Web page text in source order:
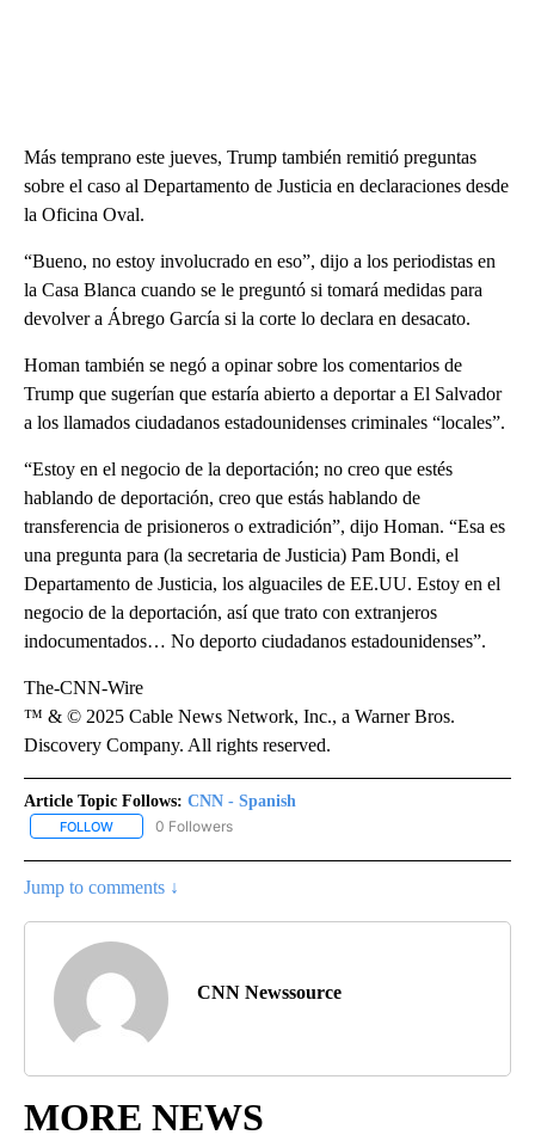
Más temprano este jueves, Trump también remitió preguntas
sobre el caso al Departamento de Justicia en declaraciones desde
la Oficina Oval.
“Bueno, no estoy involucrado en eso”, dijo a los periodistas en
la Casa Blanca cuando se le preguntó si tomará medidas para
devolver a Ábrego García si la corte lo declara en desacato.
Homan también se negó a opinar sobre los comentarios de
Trump que sugerían que estaría abierto a deportar a El Salvador
a los llamados ciudadanos estadounidenses criminales “locales”.
“Estoy en el negocio de la deportación; no creo que estés
hablando de deportación, creo que estás hablando de
transferencia de prisioneros o extradición”, dijo Homan. “Esa es
una pregunta para (la secretaria de Justicia) Pam Bondi, el
Departamento de Justicia, los alguaciles de EE.UU. Estoy en el
negocio de la deportación, así que trato con extranjeros
indocumentados… No deporto ciudadanos estadounidenses”.
The-CNN-Wire
™ & © 2025 Cable News Network, Inc., a Warner Bros.
Discovery Company. All rights reserved.
Article Topic Follows: CNN - Spanish
FOLLOW FOLLOW "CNN - SPANISH" TO RECEIVE NOTIFICATIONS ABOUT
0 Followers
Jump to comments ↓
CNN Newssource
MORE NEWS